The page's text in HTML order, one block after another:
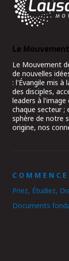
Le
Le Mouvement
de nouvelles
: l'Évangile mis à
des disciples,
leaders à l'image
chaque secteur ;
sphère de notre
origine, nos
Priez, Étudiez,
Documents